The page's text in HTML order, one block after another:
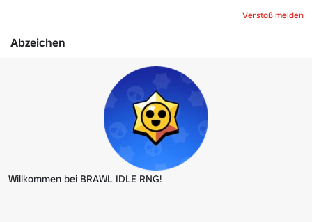
Verstoß melden
Abzeichen
Willkommen bei BRAWL IDLE RNG!